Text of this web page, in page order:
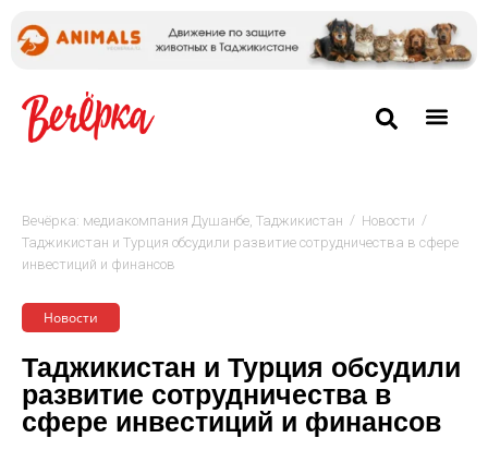
Вечёрка: медиакомпания Душанбе, Таджикистан / Новости /
Таджикистан и Турция обсудили развитие сотрудничества в сфере
инвестиций и финансов
Новости
Таджикистан и Турция обсудили
развитие сотрудничества в
сфере инвестиций и финансов